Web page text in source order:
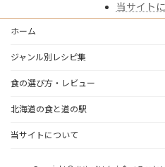
o n
当サイト
ホーム
ジャンル別レシピ集
食の選び方・レビュー
北海道の食と道の駅
当サイトについて